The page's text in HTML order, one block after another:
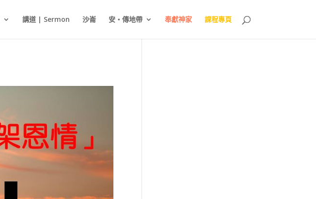
講道 | Sermon 沙崙 安‧傳地帶 奉獻神家 課程專頁